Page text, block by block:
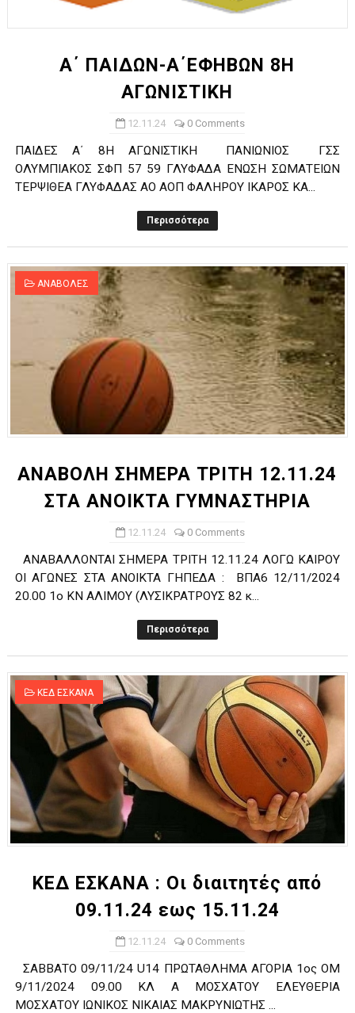
Ο δρόμος για τον 29ο τελικό κυπέλλου ανδρών ΕΣΚΑΝΑ
U21: Τεράστια πρόκριση για τον Πανελευσινιακό στον
Γ΄ανδρών play offs : "Σκληρό" καρύδι η Φιλία Περάματος
Play off B εφήβων Β φάση Στο f4 ΑΕ Ρέντη, Πέρα , Ερμής
Α΄ ΠΑΙΔΩΝ-Α΄ΕΦΗΒΩΝ 8Η
ΑΓΩΝΙΣΤΙΚΗ
12.11.24 0 Comments
ΠΑΙΔΕΣ Α΄ 8Η ΑΓΩΝΙΣΤΙΚΗ ΠΑΝΙΩΝΙΟΣ ΓΣΣ
ΟΛΥΜΠΙΑΚΟΣ ΣΦΠ 57 59 ΓΛΥΦΑΔΑ ΕΝΩΣΗ ΣΩΜΑΤΕΙΩΝ
ΤΕΡΨΙΘΕΑ ΓΛΥΦΑΔΑΣ ΑΟ ΑΟΠ ΦΑΛΗΡΟΥ ΙΚΑΡΟΣ ΚΑ...
Περισσότερα
ΑΝΑΒΟΛΕΣ
ΑΝΑΒΟΛΗ ΣΗΜΕΡΑ ΤΡΙΤΗ 12.11.24
ΣΤΑ ΑΝΟΙΚΤΑ ΓΥΜΝΑΣΤΗΡΙΑ
12.11.24 0 Comments
ΑΝΑΒΑΛΛΟΝΤΑΙ ΣΗΜΕΡΑ ΤΡΙΤΗ 12.11.24 ΛΟΓΩ ΚΑΙΡΟΥ
ΟΙ ΑΓΩΝΕΣ ΣΤΑ ΑΝΟΙΚΤΑ ΓΗΠΕΔΑ : ΒΠΑ6 12/11/2024
20.00 1ο ΚΝ ΑΛΙΜΟΥ (ΛΥΣΙΚΡΑΤΡΟΥΣ 82 κ...
Περισσότερα
ΚΕΔ ΕΣΚΑΝΑ
ΚΕΔ ΕΣΚΑΝΑ : Οι διαιτητές από
09.11.24 εως 15.11.24
12.11.24 0 Comments
ΣΑΒΒΑΤΟ 09/11/24 U14 ΠΡΩΤΑΘΛΗΜΑ ΑΓΟΡΙΑ 1ος ΟΜ
9/11/2024 09.00 ΚΛ Α ΜΟΣΧΑΤΟΥ ΕΛΕΥΘΕΡΙΑ
ΜΟΣΧΑΤΟΥ ΙΩΝΙΚΟΣ ΝΙΚΑΙΑΣ ΜΑΚΡΥΝΙΩΤΗΣ ...